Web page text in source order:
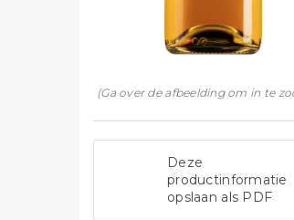
(Ga over de afbeelding om in te
Deze
productinformatie
opslaan als PDF